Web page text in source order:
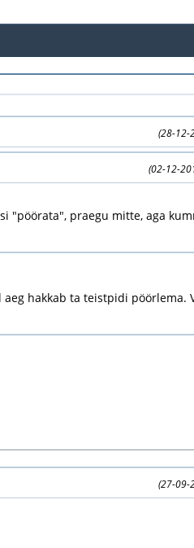
(28-12-
(02-12-
"pöörata", praegu mitte, aga
hakkab ta teistpidi pöörlema.
(27-09-